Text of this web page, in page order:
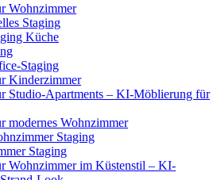
Wohnzimmer
Staging
Küche
Staging
Kinderzimmer
Studio-Apartments – KI-Möblierung für
modernes Wohnzimmer
Staging
Staging
Wohnzimmer im Küstenstil – KI-